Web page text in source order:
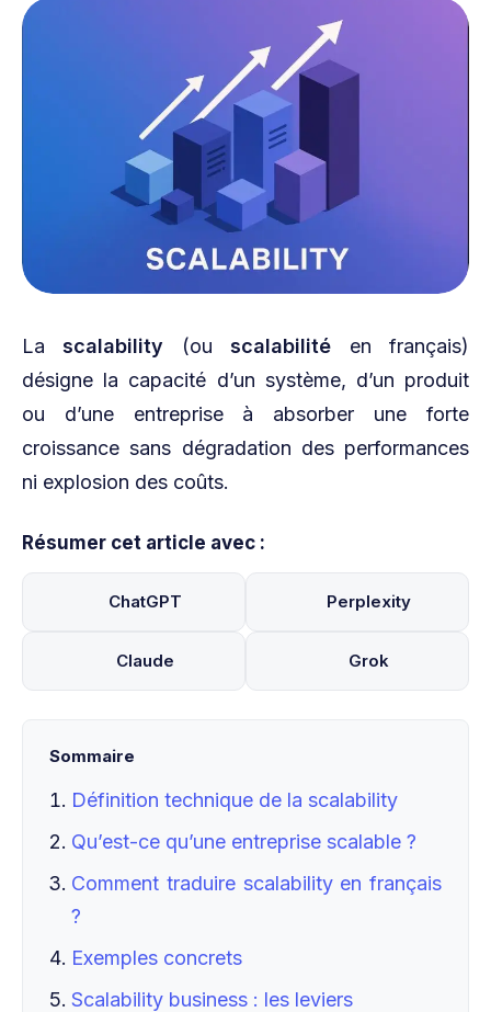
Lascalability (ouscalabilité en français)
désigne la capacité d’un système, d’un produit
ou d’une entreprise à absorber une forte
croissance sans dégradation des performances
ni explosion des coûts.
Résumer cet article avec :
ChatGPT Perplexity
Claude Grok
Sommaire
Définition technique de la scalability
Qu’est-ce qu’une entreprise scalable ?
Comment traduire scalability en français
?
Exemples concrets
Scalability business : les leviers